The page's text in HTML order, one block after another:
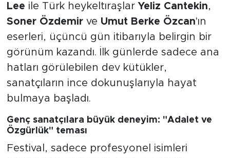
Lee ile Türk heykeltıraşlarYeliz Cantekin,
Soner Özdemirve Umut Berke Özcan'ın
eserleri, üçüncü gün itibarıyla belirgin bir
görünüm kazandı. İlk günlerde sadece ana
hatları görülebilen dev kütükler,
sanatçıların ince dokunuşlarıyla hayat
bulmaya başladı.
Genç sanatçılara büyük deneyim: "Adalet ve
Özgürlük" teması
Festival, sadece profesyonel isimleri